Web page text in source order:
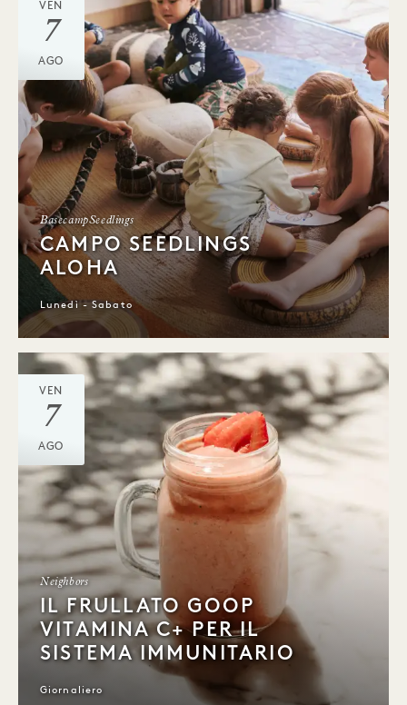
VEN
7
AGO
BasecampSeedlings
CAMPO SEEDLINGS
ALOHA
Lunedì - Sabato
VEN
7
AGO
Neighbors
IL FRULLATO GOOP
VITAMINA C+ PER IL
SISTEMA IMMUNITARIO
Giornaliero